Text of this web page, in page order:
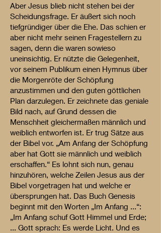
Aber Jesus blieb nicht stehen bei der
Scheidungsfrage. Er äußert sich noch
tiefgründiger über die Ehe. Das schien er
aber nicht mehr seinen Fragestellern zu
sagen, denn die waren sowieso
uneinsichtig. Er nützte die Gelegenheit,
vor seinem Publikum einen Hymnus über
die Morgenröte der Schöpfung
anzustimmen und den guten göttlichen
Plan darzulegen. Er zeichnete das geniale
Bild nach, auf Grund dessen die
Menschheit gleichermaßen männlich und
weiblich entworfen ist. Er trug Sätze aus
der Bibel vor. „Am Anfang der Schöpfung
aber hat Gott sie männlich und weiblich
erschaffen.“ Es lohnt sich nun, genau
hinzuhören, welche Zeilen Jesus aus der
Bibel vorgetragen hat und welche er
übersprungen hat. Das Buch Genesis
beginnt mit den Worten „Im Anfang ...“:
„Im Anfang schuf Gott Himmel und Erde;
... Gott sprach: Es werde Licht. Und es